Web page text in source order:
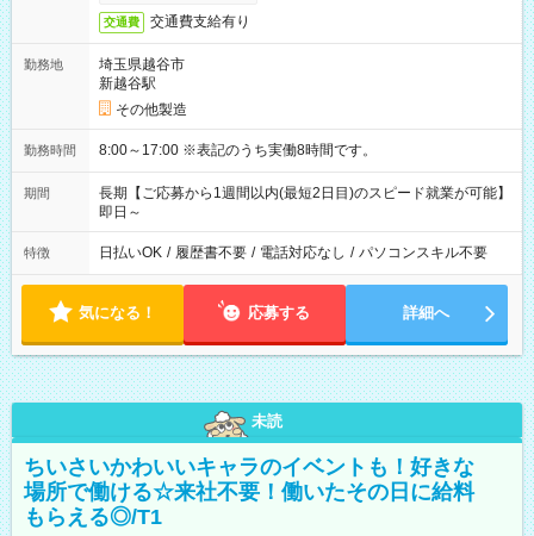
交通費 交通費支給有り
勤務地
埼玉県越谷市
新越谷駅
その他製造
勤務時間 8:00～17:00 ※表記のうち実働8時間です。
期間
長期【ご応募から1週間以内(最短2日目)のスピード就業が可能】
即日～
特徴 日払いOK / 履歴書不要 / 電話対応なし / パソコンスキル不要
気になる！ 応募する 詳細へ
未読
ちいさいかわいいキャラのイベントも！好きな
場所で働ける☆来社不要！働いたその日に給料
もらえる◎/T1